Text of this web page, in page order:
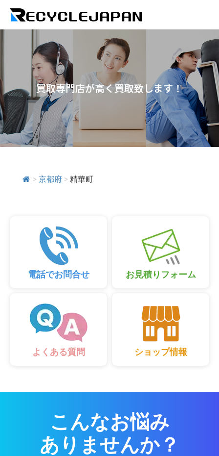
買取専門店が高く買取致します！
> 京都府 > 精華町
電話でお問合せ お見積りフォーム
よくある質問 ショップ情報
こんなお悩み
ありませんか？